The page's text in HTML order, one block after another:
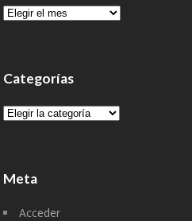
Archivo
Categorías
Categorías
Meta
Acceder